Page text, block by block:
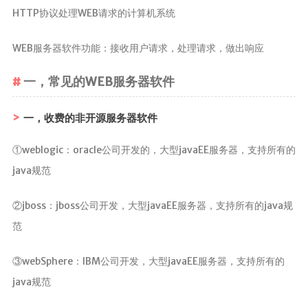
HTTP协议处理WEB请求的计算机系统
WEB服务器软件功能：接收用户请求，处理请求，做出响应
一，常见的WEB服务器软件
一，收费的非开源服务器软件
①weblogic：oracle公司开发的，大型javaEE服务器，支持所有的
java规范
②jboss：jboss公司开发，大型javaEE服务器，支持所有的java规
范
③webSphere：IBM公司开发，大型javaEE服务器，支持所有的
java规范
Apache POI
JavaScript
CSS3
网络请求